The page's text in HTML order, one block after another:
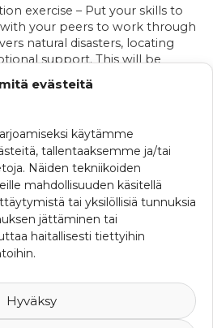
evästeitä
käytämme
tallentaaksemme ja/tai
Näiden tekniikoiden
mahdollisuuden käsitellä
tai yksilöllisiä tunnuksia
jättäminen tai
haitallisesti tiettyihin
Hyväksy
exercise – Put your skills to
your peers to work through
natural disasters, locating
support. This will be
SOS Security and Medical
speaker from Everbridge
lunch
seat and to find out how you
People Risk in 2019. The
2 delegates per company.